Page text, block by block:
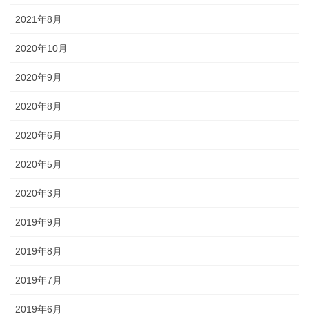
2021年8月
2020年10月
2020年9月
2020年8月
2020年6月
2020年5月
2020年3月
2019年9月
2019年8月
2019年7月
2019年6月
懸帯・祭り前かけ